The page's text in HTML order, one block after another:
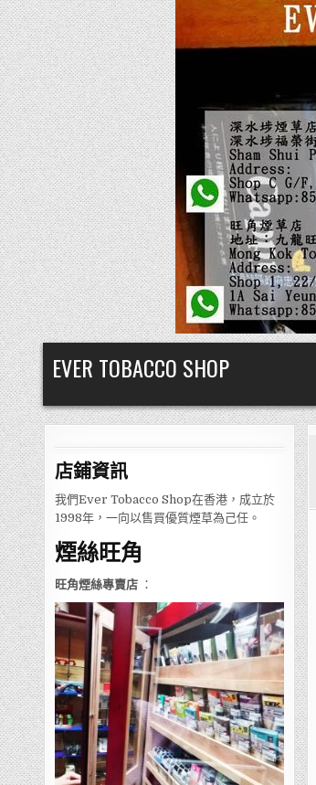
Skip
to
content
EVER TOBACCO SHOP
店鋪資訊
我們Ever Tobacco Shop在香港，成立於
1998年，一向以售買優質煙草為己任。
煙絲旺角
旺角煙絲專賣店 ：